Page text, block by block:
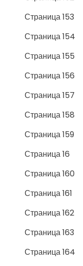
Страница 153
Страница 154
Страница 155
Страница 156
Страница 157
Страница 158
Страница 159
Страница 16
Страница 160
Страница 161
Страница 162
Страница 163
Страница 164